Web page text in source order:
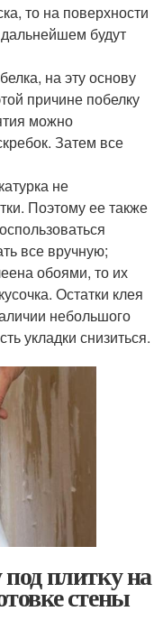
то на поверхности
будут
на эту основу
причине побелку
можно
Затем все
не
Поэтому ее также
все вручную;
обоями, то их
Остатки клея
небольшого
укладки снизиться.
плитку на
стены